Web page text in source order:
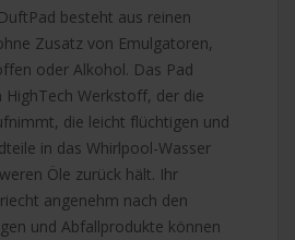
besteht aus reinen
Zusatz von Emulgatoren,
oder Alkohol. Das Pad
Werkstoff, der die
die leicht flüchtigen und
in das Whirlpool-Wasser
Öle zurück hält. Ihr
angenehm nach den
und Abfallprodukte können